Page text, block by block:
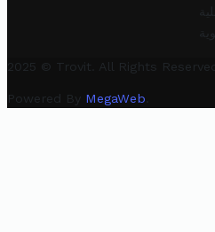
2025 © Trovit. All Rights
Powered By MegaWeb